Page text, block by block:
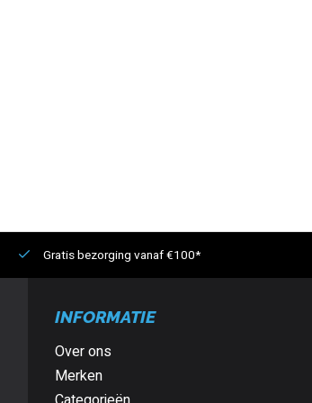
Gratis bezorging vanaf €100*
INFORMATIE
Over ons
Merken